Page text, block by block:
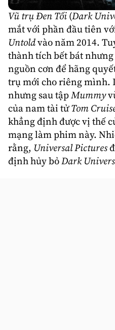
Vũ trụ Đen Tối (Dark
mắt với phần đầu tiên
Untoldvào năm 2014.
thành tích bết bát
nguồn cơn để hãng
trụ mới cho riêng mình.
nhưng sau tậpMummy
của nam tài tửTom
khẳng định được vị thế
mạng làm phim này.
rằng, Universal Pictures
định hủy bỏDark